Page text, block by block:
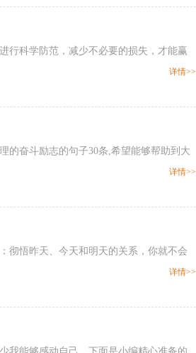
行科学防范，减少不必要的损失，才能赢
详情>>
的奋斗励志的句子30条,希望能够帮助到大
详情>>
彻悟昨天、今天和明天的关系，你就不会
详情>>